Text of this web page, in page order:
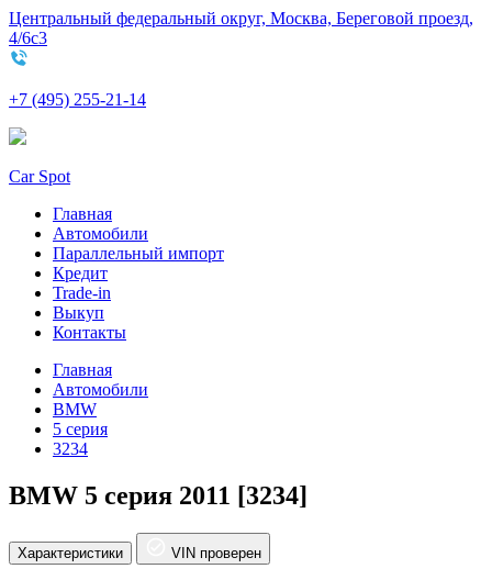
Центральный федеральный округ, Москва, Береговой проезд,
4/6с3
+7 (495) 255-21-14
Car Spot
Главная
Автомобили
Параллельный импорт
Кредит
Trade-in
Выкуп
Контакты
Главная
Автомобили
BMW
5 серия
3234
BMW 5 серия 2011 [3234]
Характеристики VIN проверен